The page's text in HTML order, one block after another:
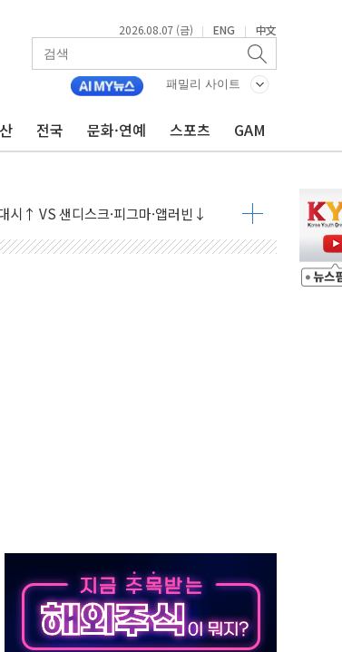
2026.08.07 (금) | ENG | 中文
패밀리 사이트
전국 문화·연예 스포츠 GAM
공격 검토… 거짓 깃발 작전"
데이터센터·모빌리티 구체화
본시장법 개정 논의"
조세...웨스턴디지털·샌디스크↓
기대에 강세
에 홀로 상한가…마진 잔액은 사상 최고
…숨은 차입이 더 큰 변수"
압 중
과 비교해야"
식 물질"
...외국인 노동자 숨져